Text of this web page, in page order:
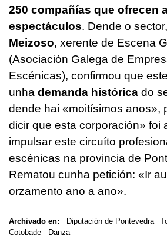
250 compañías que ofrecen
espectáculos. Dende o sector,
Meizoso, xerente de Escena
(Asociación Galega de
Escénicas), confirmou que
unha demanda histórica do
dende hai «moitísimos anos»,
dicir que esta corporación» foi
impulsar este circuíto
escénicas na provincia de
Rematou cunha petición: «Ir
orzamento ano a ano».
Archivado en: Diputación de Pontevedra
Cotobade
Danza